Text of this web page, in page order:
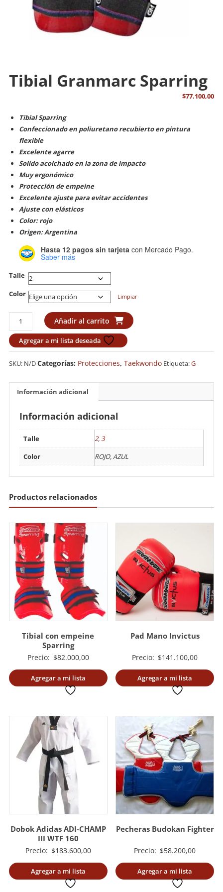
Tibial Granmarc Sparring
$77.100,00
Tibial Sparring
Confeccionado en poliuretano recubierto en pintura
flexible
Excelente agarre
Solido acolchado en la zona de impacto
Muy ergonómico
Protección de empeine
Excelente ajuste para evitar accidentes
Ajuste con elásticos
Color: rojo
Origen: Argentina
Hasta 12 pagos sin tarjetacon Mercado Pago.
Saber más
Talle
Color Limpiar
Tibial
Granmarc
Sparring
cantidad
Añadir al carrito
Agregar a mi lista deseada
SKU: N/DCategorías: Protecciones, Taekwondo Etiqueta:G
Información adicional
Información adicional
Talle 2,3
Color
ROJO, AZUL
Productos relacionados
Tibial con empeine
Sparring
Precio: $82.000,00
Agregar a mi lista
Pad Mano Invictus
Precio: $141.100,00
Agregar a mi lista
Dobok Adidas ADI-CHAMP
III WTF 160
Precio: $183.600,00
Agregar a mi lista
Pecheras Budokan Fighter
Precio: $58.200,00
Agregar a mi lista